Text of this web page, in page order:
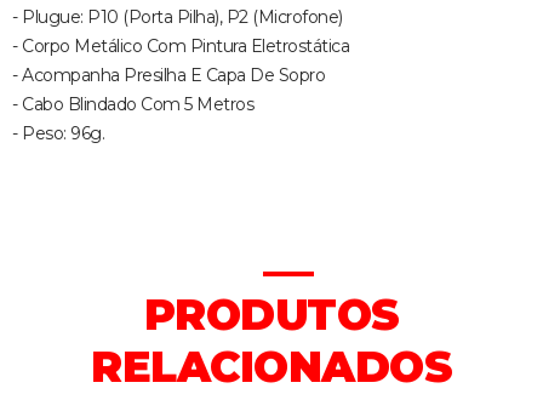
- Plugue: P10 (Porta Pilha), P2 (Microfone)
- Corpo Metálico Com Pintura Eletrostática
- Acompanha Presilha E Capa De Sopro
- Cabo Blindado Com 5 Metros
- Peso: 96g.
PRODUTOS
RELACIONADOS